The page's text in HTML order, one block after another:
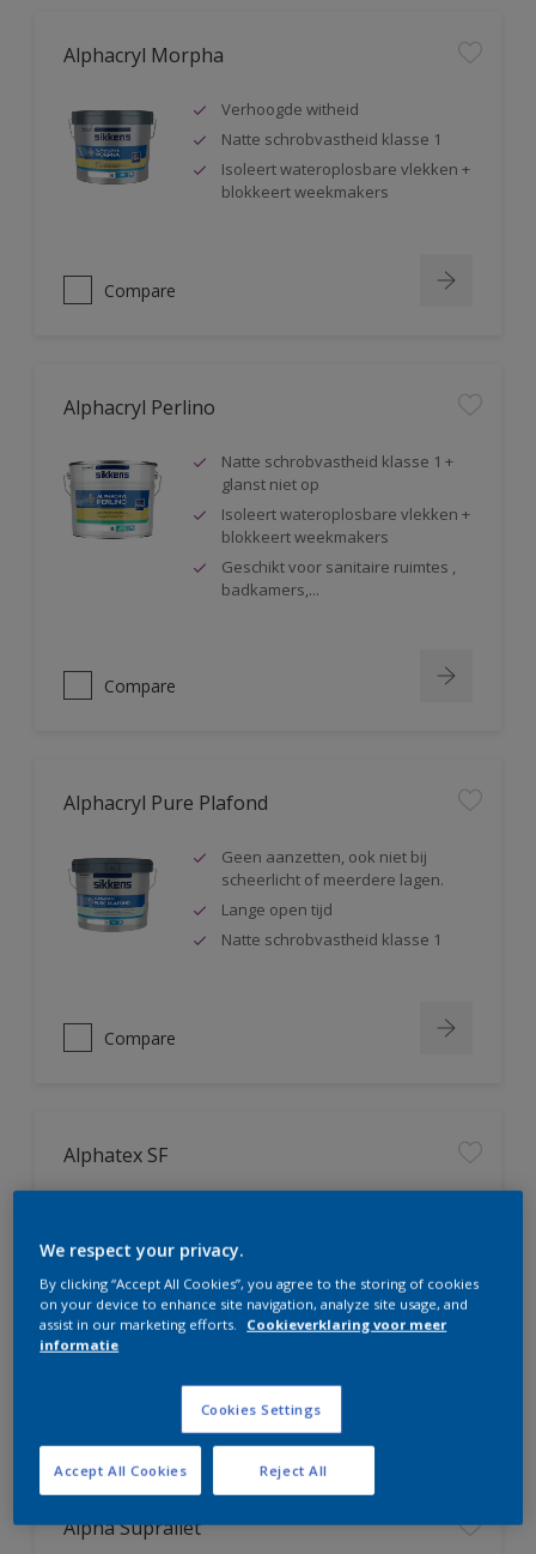
Alphacryl Morpha
Verhoogde witheid
Natte schrobvastheid klasse 1
Isoleert wateroplosbare vlekken +
blokkeert weekmakers
Compare
Alphacryl Perlino
Natte schrobvastheid klasse 1 +
glanst niet op
Isoleert wateroplosbare vlekken +
blokkeert weekmakers
Geschikt voor sanitaire ruimtes ,
badkamers,...
Compare
Alphacryl Pure Plafond
Geen aanzetten, ook niet bij
scheerlicht of meerdere lagen.
Lange open tijd
Natte schrobvastheid klasse 1
Compare
Alphatex SF
Hoge dekkracht. Klasse 1 volgens
DIN EN 13300
Natte schrobvastheid klasse 1
Alpha Supraliet
We respect your privacy.
By clicking “Accept All Cookies”, you agree to the storing of cookies
on your device to enhance site navigation, analyze site usage, and
assist in our marketing efforts.
Cookieverklaring voor meer
informatie
Cookies Settings
Reject All
Accept All Cookies